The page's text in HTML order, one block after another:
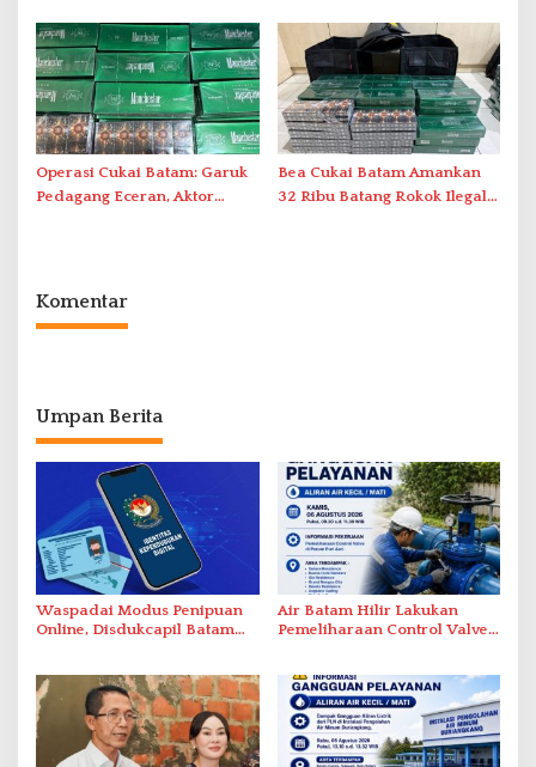
Duriangkang
Operasi Cukai Batam: Garuk
Pedagang Eceran, Aktor
Bea Cukai Batam Amankan
32 Ribu Batang Rokok Ilegal
Komentar
Umpan Berita
Waspadai Modus Penipuan
Online, Disdukcapil Batam
Air Batam Hilir Lakukan
Pemeliharaan Control Valve,